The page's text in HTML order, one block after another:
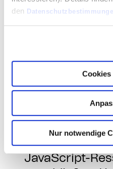
den
Cookies
Nur notwendige
verschiedene
können, was
Framework
jener Code,
sichtbaren
benötigt wird,
und das Laden
JavaScript-